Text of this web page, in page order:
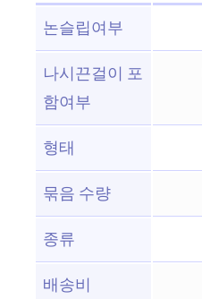
논슬립여부
나시끈걸이 포
함여부
형태
묶음 수량
종류
배송비